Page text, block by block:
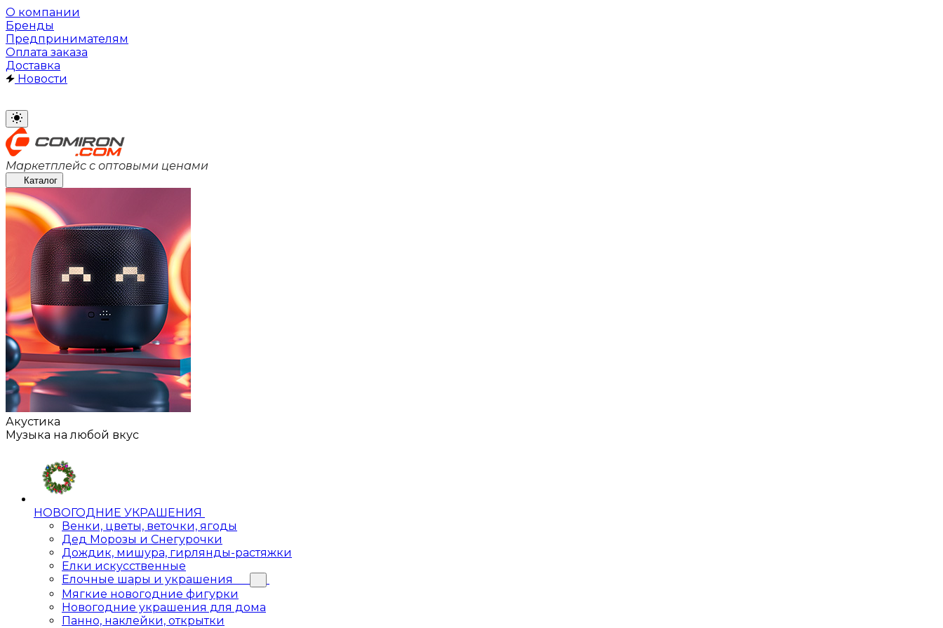
О компании
Бренды
Предпринимателям
Оплата заказа
Доставка
Новости
Маркетплейс с оптовыми ценами
Каталог
Акустика
Музыка на любой вкус
НОВОГОДНИЕ УКРАШЕНИЯ
Венки, цветы, веточки, ягоды
Дед Морозы и Снегурочки
Дождик, мишура, гирлянды-растяжки
Елки искусственные
Елочные шары и украшения
Мягкие новогодние фигурки
Новогодние украшения для дома
Панно, наклейки, открытки